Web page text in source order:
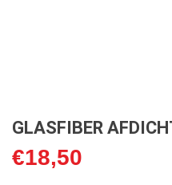
GLASFIBER
€18,50